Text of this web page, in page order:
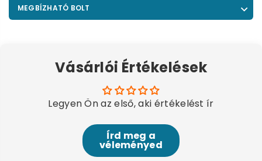
MEGBÍZHATÓ BOLT
Vásárlói Értékelések
Legyen Ön az első, aki értékelést ír
Írd meg a
véleményed